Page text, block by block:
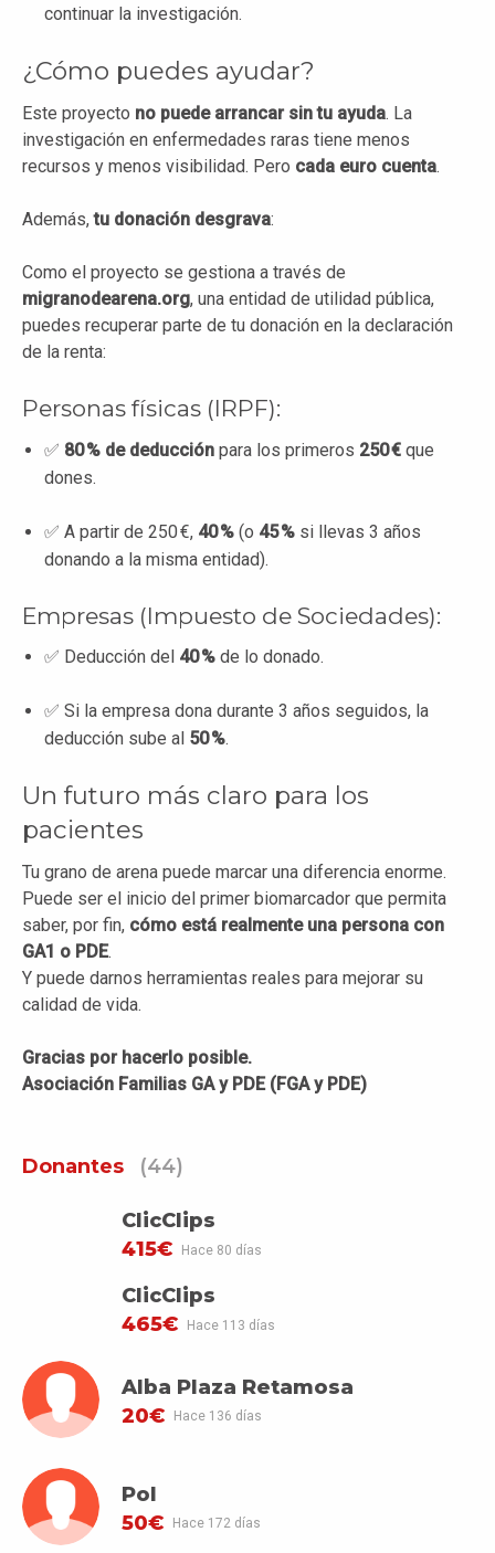
continuar la investigación.
¿Cómo puedes ayudar?
Este proyecto no puede arrancar sin tu ayuda. La
investigación en enfermedades raras tiene menos
recursos y menos visibilidad. Pero cada euro cuenta.
Además,tu donación desgrava:
Como el proyecto se gestiona a través de
migranodearena.org, una entidad de utilidad pública,
puedes recuperar parte de tu donación en la declaración
de la renta:
Personas físicas (IRPF):
✅ 80 % de deducción para los primeros 250 € que
dones.
✅ A partir de 250 €, 40 % (o 45 % si llevas 3 años
donando a la misma entidad).
Empresas (Impuesto de Sociedades):
✅ Deducción del 40 % de lo donado.
✅ Si la empresa dona durante 3 años seguidos, la
deducción sube al 50 %.
Un futuro más claro para los
pacientes
Tu grano de arena puede marcar una diferencia enorme.
Puede ser el inicio del primer biomarcador que permita
saber, por fin, cómo está realmente una persona con
GA1 o PDE.
Y puede darnos herramientas reales para mejorar su
calidad de vida.
Gracias por hacerlo posible.
Asociación Familias GA y PDE (FGA y PDE)
Donantes (44)
ClicClips
415€
Hace 80 días
ClicClips
465€
Hace 113 días
Alba Plaza Retamosa
20€
Hace 136 días
Pol
50€
Hace 172 días